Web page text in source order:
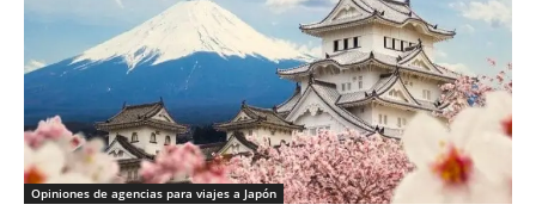
Opiniones de agencias para viajes a Japón